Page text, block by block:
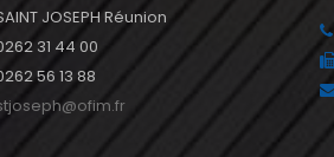
JOSEPH Réunion
31 44 00
56 13 88